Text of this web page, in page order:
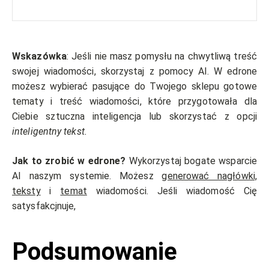
Wskazówka: Jeśli nie masz pomysłu na chwytliwą treść
swojej wiadomości, skorzystaj z pomocy AI. W edrone
możesz wybierać pasujące do Twojego sklepu gotowe
tematy i treść wiadomości, które przygotowała dla
Ciebie sztuczna inteligencja lub skorzystać z opcji
inteligentny tekst.
Jak to zrobić w edrone? Wykorzystaj bogate wsparcie
AI naszym systemie. Możeszgenerować nagłówki,
tekstyi temat wiadomości. Jeśli wiadomość Cię
satysfakcjnuje,
Podsumowanie